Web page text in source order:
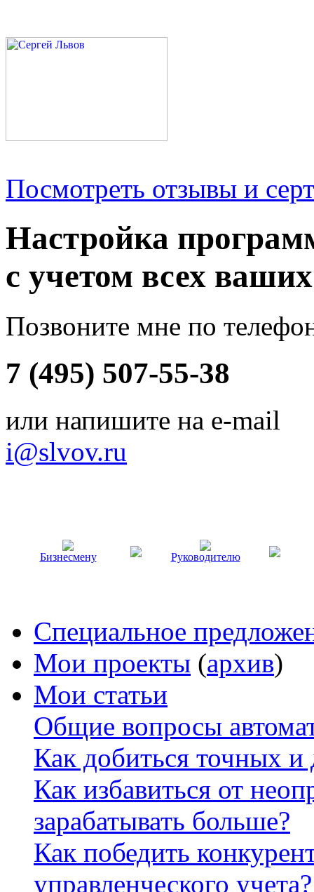
Посмотреть отзывы и
Настройка
с учетом всех
Позвоните мне по
7 (495) 507-55-38
или напишите на e-mail
i@slvov.ru
Бизнесмену Руководителю
Специальное
Мои проекты (архив)
Мои статьи
Общие вопросы
Как добиться точных
Как избавиться от
зарабатывать больше?
Как победить
управленческого учета?